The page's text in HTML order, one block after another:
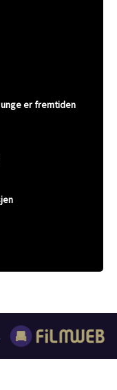
unge er fremtiden